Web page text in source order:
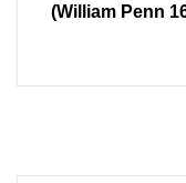
(William Penn